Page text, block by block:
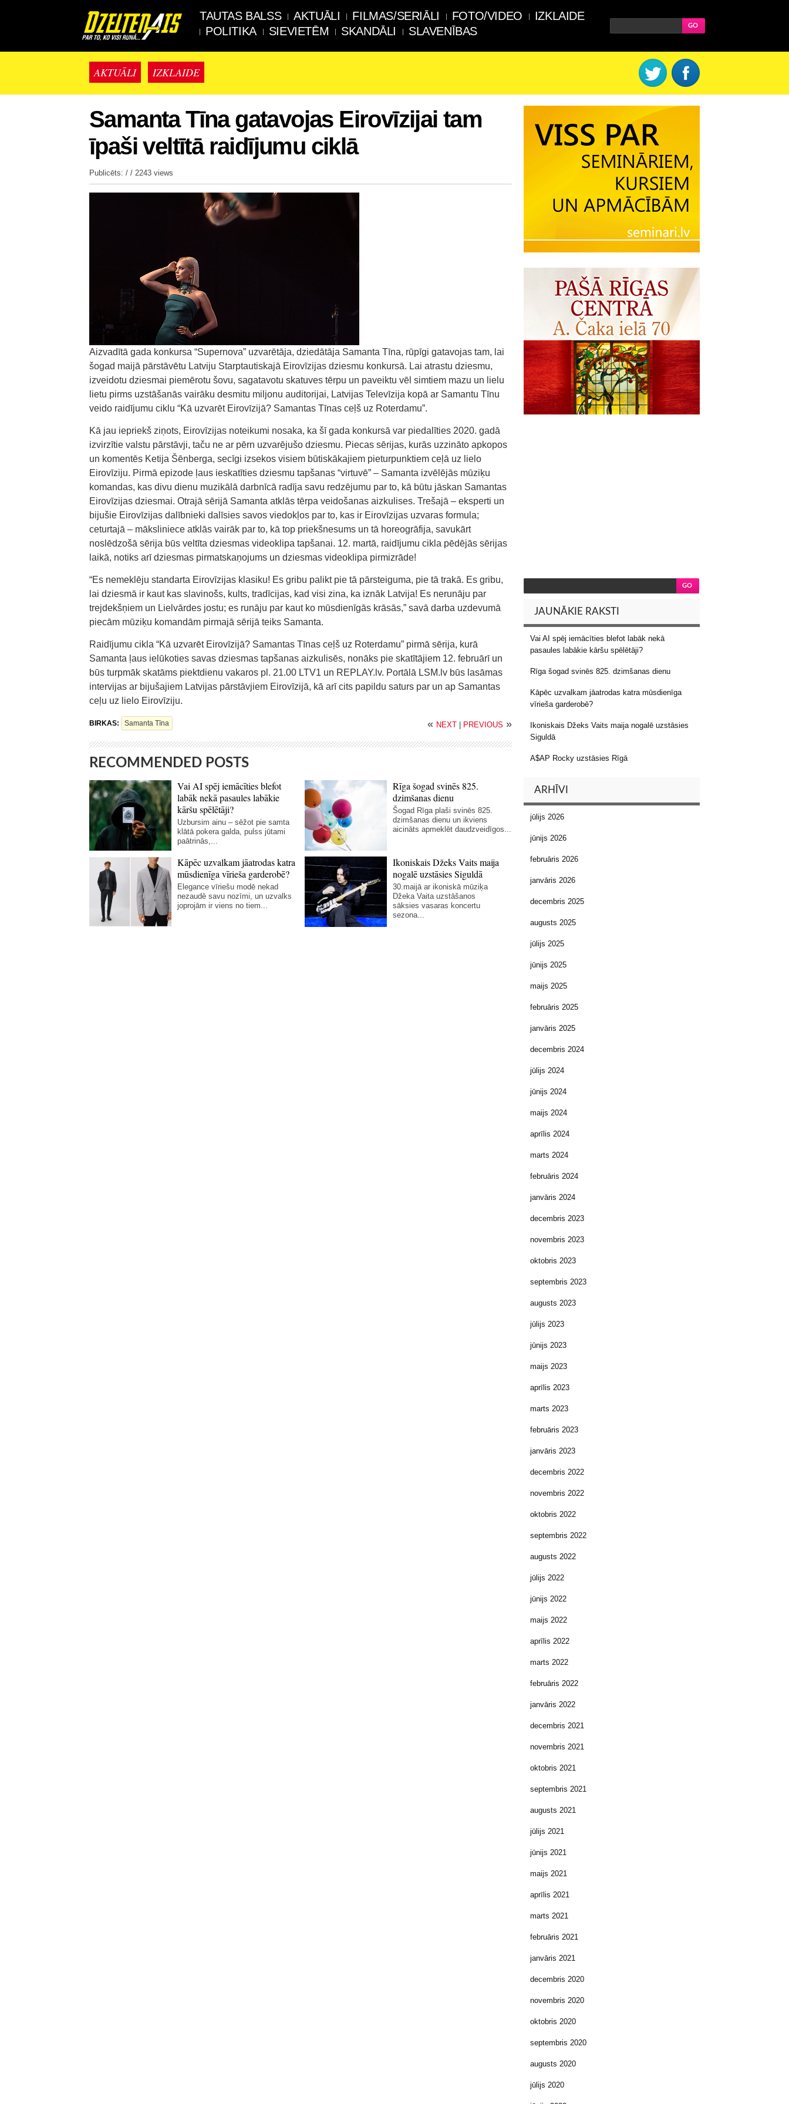
TAUTAS BALSS AKTUĀLI FILMAS/SERIĀLI FOTO/VIDEO
IZKLAIDE
POLITIKA
SIEVIETĒM SKANDĀLI SLAVENĪBAS
AKTUĀLI IZKLAIDE
Samanta Tīna gatavojas Eirovīzijai tam
īpaši veltītā raidījumu ciklā
Publicēts: / / 2243 views
Aizvadītā gada konkursa “Supernova” uzvarētāja, dziedātāja Samanta Tīna, rūpīgi gatavojas tam, lai
šogad maijā pārstāvētu Latviju Starptautiskajā Eirovīzijas dziesmu konkursā. Lai atrastu dziesmu,
izveidotu dziesmai piemērotu šovu, sagatavotu skatuves tērpu un paveiktu vēl simtiem mazu un lielu
lietu pirms uzstāšanās vairāku desmitu miljonu auditorijai, Latvijas Televīzija kopā ar Samantu Tīnu
veido raidījumu ciklu “Kā uzvarēt Eirovīzijā? Samantas Tīnas ceļš uz Roterdamu”.
Kā jau iepriekš ziņots, Eirovīzijas noteikumi nosaka, ka šī gada konkursā var piedalīties 2020. gadā
izvirzītie valstu pārstāvji, taču ne ar pērn uzvarējušo dziesmu. Piecas sērijas, kurās uzzināto apkopos
un komentēs Ketija Šēnberga, secīgi izsekos visiem būtiskākajiem pieturpunktiem ceļā uz lielo
Eirovīziju. Pirmā epizode ļaus ieskatīties dziesmu tapšanas “virtuvē” – Samanta izvēlējās mūziķu
komandas, kas divu dienu muzikālā darbnīcā radīja savu redzējumu par to, kā būtu jāskan Samantas
Eirovīzijas dziesmai. Otrajā sērijā Samanta atklās tērpa veidošanas aizkulises. Trešajā – eksperti un
bijušie Eirovīzijas dalībnieki dalīsies savos viedokļos par to, kas ir Eirovīzijas uzvaras formula;
ceturtajā – māksliniece atklās vairāk par to, kā top priekšnesums un tā horeogrāfija, savukārt
noslēdzošā sērija būs veltīta dziesmas videoklipa tapšanai. 12. martā, raidījumu cikla pēdējās sērijas
laikā, notiks arī dziesmas pirmatskaņojums un dziesmas videoklipa pirmizrāde!
“Es nemeklēju standarta Eirovīzijas klasiku! Es gribu palikt pie tā pārsteiguma, pie tā trakā. Es gribu,
lai dziesmā ir kaut kas slavinošs, kults, tradīcijas, kad visi zina, ka iznāk Latvija! Es nerunāju par
trejdekšņiem un Lielvārdes jostu; es runāju par kaut ko mūsdienīgās krāsās,” savā darba uzdevumā
piecām mūziķu komandām pirmajā sērijā teiks Samanta.
Raidījumu cikla “Kā uzvarēt Eirovīzijā? Samantas Tīnas ceļš uz Roterdamu” pirmā sērija, kurā
Samanta ļaus ielūkoties savas dziesmas tapšanas aizkulisēs, nonāks pie skatītājiem 12. februārī un
būs turpmāk skatāms piektdienu vakaros pl. 21.00 LTV1 un REPLAY.lv. Portālā LSM.lv būs lasāmas
intervijas ar bijušajiem Latvijas pārstāvjiem Eirovīzijā, kā arī cits papildu saturs par un ap Samantas
ceļu uz lielo Eirovīziju.
BIRKAS: Samanta Tīna « NEXT PREVIOUS »
RECOMMENDED POSTS
Vai AI spēj iemācīties blefot
labāk nekā pasaules labākie
kāršu spēlētāji?
Uzbursim ainu – sēžot pie samta
klātā pokera galda, pulss jūtami
paātrinās,...
Rīga šogad svinēs 825.
dzimšanas dienu
Šogad Rīga plaši svinēs 825.
dzimšanas dienu un ikviens
aicināts apmeklēt daudzveidīgos...
Kāpēc uzvalkam jāatrodas katra
mūsdienīga vīrieša garderobē?
Elegance vīriešu modē nekad
nezaudē savu nozīmi, un uzvalks
joprojām ir viens no tiem...
Ikoniskais Džeks Vaits maija
nogalē uzstāsies Siguldā
30.maijā ar ikoniskā mūziķa
Džeka Vaita uzstāšanos
sāksies vasaras koncertu
sezona...
JAUNĀKIE RAKSTI
Vai AI spēj iemācīties blefot labāk nekā
pasaules labākie kāršu spēlētāji?
Rīga šogad svinēs 825. dzimšanas dienu
Kāpēc uzvalkam jāatrodas katra mūsdienīga
vīrieša garderobē?
Ikoniskais Džeks Vaits maija nogalē uzstāsies
Siguldā
A$AP Rocky uzstāsies Rīgā
ARHĪVI
jūlijs 2026
jūnijs 2026
februāris 2026
janvāris 2026
decembris 2025
augusts 2025
jūlijs 2025
jūnijs 2025
maijs 2025
februāris 2025
janvāris 2025
decembris 2024
jūlijs 2024
jūnijs 2024
maijs 2024
aprīlis 2024
marts 2024
februāris 2024
janvāris 2024
decembris 2023
novembris 2023
oktobris 2023
septembris 2023
augusts 2023
jūlijs 2023
jūnijs 2023
maijs 2023
aprīlis 2023
marts 2023
februāris 2023
janvāris 2023
decembris 2022
novembris 2022
oktobris 2022
septembris 2022
augusts 2022
jūlijs 2022
jūnijs 2022
maijs 2022
aprīlis 2022
marts 2022
februāris 2022
janvāris 2022
decembris 2021
novembris 2021
oktobris 2021
septembris 2021
augusts 2021
jūlijs 2021
jūnijs 2021
maijs 2021
aprīlis 2021
marts 2021
februāris 2021
janvāris 2021
decembris 2020
novembris 2020
oktobris 2020
septembris 2020
augusts 2020
jūlijs 2020